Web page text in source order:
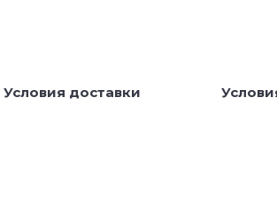
Условия доставки